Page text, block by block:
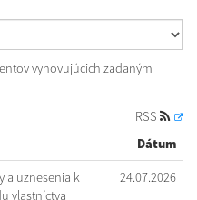
vyhovujúcich zadaným
RSS
Dátum
a uznesenia k
vlastníctva
24.07.2026